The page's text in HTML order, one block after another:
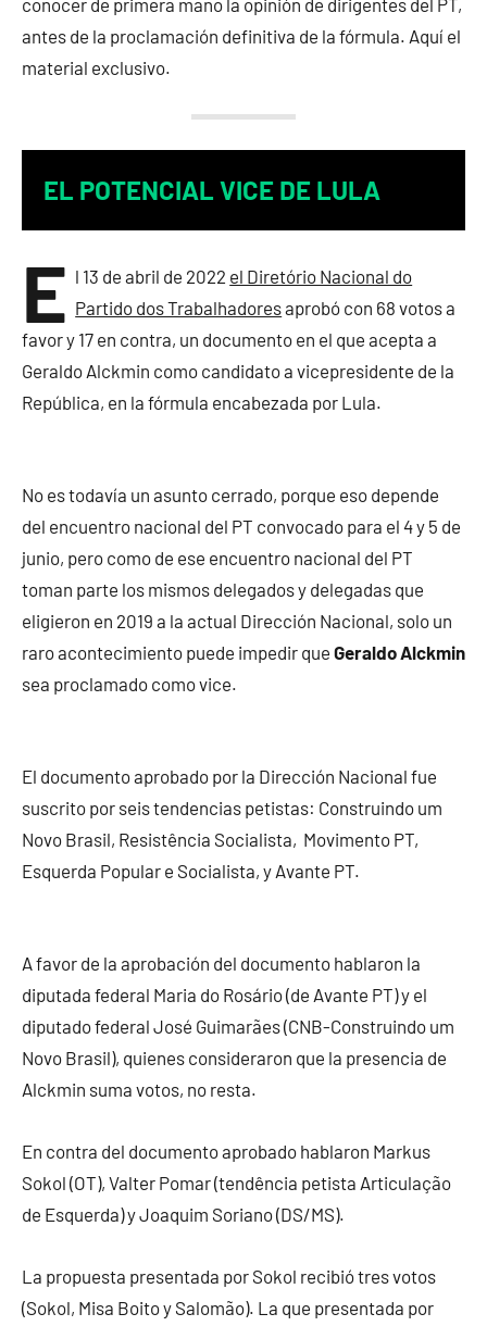
antes de la proclamación definitiva de la fórmula. Aquí el
material exclusivo.
EL POTENCIAL VICE DE LULA
E l 13 de abril de 2022 el Diretório Nacional do
Partido dos Trabalhadoresaprobó con 68 votos a
favor y 17 en contra, un documento en el que acepta a
Geraldo Alckmin como candidato a vicepresidente de la
República, en la fórmula encabezada por Lula.
No es todavía un asunto cerrado, porque eso depende
del encuentro nacional del PT convocado para el 4 y 5 de
junio, pero como de ese encuentro nacional del PT
toman parte los mismos delegados y delegadas que
eligieron en 2019 a la actual Dirección Nacional, solo un
raro acontecimiento puede impedir que Geraldo Alckmin
sea proclamado como vice.
El documento aprobado por la Dirección Nacional fue
suscrito por seis tendencias petistas: Construindo um
Novo Brasil, Resistência Socialista, Movimento PT,
Esquerda Popular e Socialista, y Avante PT.
A favor de la aprobación del documento hablaron la
diputada federal Maria do Rosário (de Avante PT) y el
diputado federal José Guimarães (CNB-Construindo um
Novo Brasil), quienes consideraron que la presencia de
Alckmin suma votos, no resta.
En contra del documento aprobado hablaron Markus
Sokol (OT), Valter Pomar (tendência petista Articulação
de Esquerda) y Joaquim Soriano (DS/MS).
La propuesta presentada por Sokol recibió tres votos
(Sokol, Misa Boito y Salomão). La que presentada por